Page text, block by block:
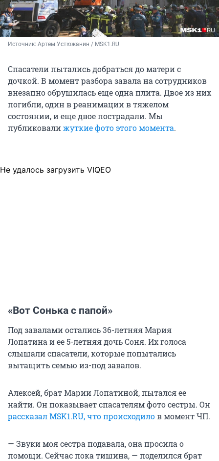
Источник: Артем Устюжанин / MSK1.RU
Спасатели пытались добраться до матери с
дочкой. В момент разбора завала на сотрудников
внезапно обрушилась еще одна плита. Двое из них
погибли, один в реанимации в тяжелом
состоянии, и еще двое пострадали. Мы
публиковалижуткие фото этого момента.
Не удалось загрузить VIQEO
«Вот Сонька с папой»
Под завалами остались 36-летняя Мария
Лопатина и ее 5-летняя дочь Соня. Их голоса
слышали спасатели, которые попытались
вытащить семью из-под завалов.
Алексей, брат Марии Лопатиной, пытался ее
найти. Он показывает спасателям фото сестры. Он
рассказал MSK1.RU, что происходилов момент ЧП.
— Звуки моя сестра подавала, она просила о
помощи. Сейчас пока тишина, — поделился брат